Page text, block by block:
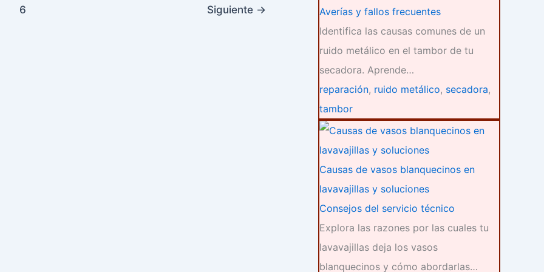
6 Siguiente →
Averías y fallos frecuentes
Identifica las causas comunes de un
ruido metálico en el tambor de tu
secadora. Aprende…
reparación, ruido metálico, secadora,
tambor
Causas de vasos blanquecinos en
lavavajillas y soluciones
Consejos del servicio técnico
Explora las razones por las cuales tu
lavavajillas deja los vasos
blanquecinos y cómo abordarlas…